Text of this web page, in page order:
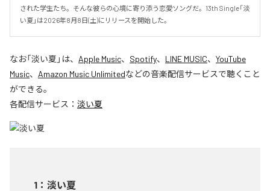
された学生たち。そんな彼らの心境に寄り添う恋愛ソングだ。13th Single「淡
い夏」は2026年8月8日(土)にリリースを開始した。
なお「淡い夏 」は、 Apple Music、 Spotify、 LINE MUSIC、 YouTube
Music、 Amazon Music Unlimitedなどの音楽配信サービスで聴くこと
ができる。
各配信サービス： 淡い夏
1 ： 淡い夏